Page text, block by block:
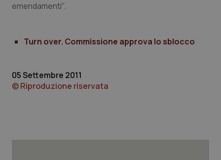
Molise
Provincia Autonoma di Bolzano
Puglia
Epatiti
Infezioni & Febbre
Malattie rare
emendamenti".
Turn over. Commissione approva lo sblocco
05 Settembre 2011
© Riproduzione riservata